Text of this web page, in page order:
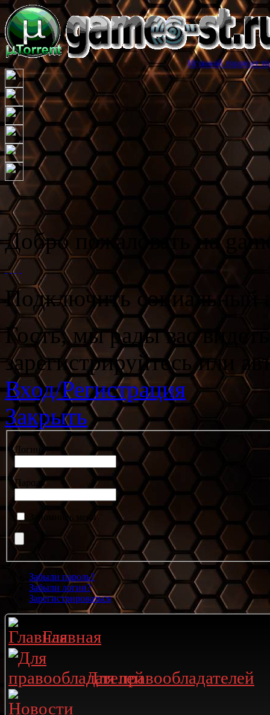
Игровой торрент трекер
Добро пожаловать на
Подключить социальный
Гость, мы рады вас
зарегистрируйтесь или
Вход/Регистрация
Закрыть
Логин
Пароль
Запомнить меня
Забыли пароль?
Забыли логин?
Зарегистрироваться
Главная
Для правообладателей